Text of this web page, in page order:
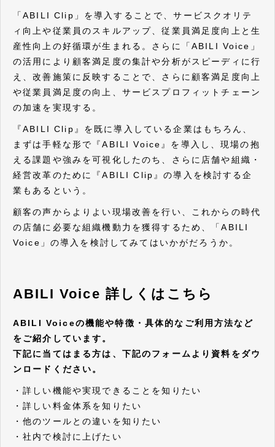
「ABILI Clip」を導入することで、サービスクオリテ
ィ向上や従業員のスキルアップ、従業員満足度向上と生
産性向上の好循環が生まれる。さらに「ABILI Voice」
の活用により顧客満足度の集計や分析がスピーディに行
え、改善施策に反映することで、さらに顧客満足度向上
や従業員満足度の向上、サービスプロフィットチェーン
の加速を実現する。
『ABILI Clip』を既に導入している企業はもちろん、
まずは手軽な形で『ABILI Voice』を導入し、現場の抱
える課題や強みを可視化したのち、さらに店舗や組織・
経営改革のために『ABILI Clip』の導入を検討する企
業もあるという。
顧客の声からよりよい現場改善を行い、これからの時代
の店舗に必要な組織機動力を獲得するため、「ABILI
Voice」の導入を検討してみてはいかがだろうか。
ABILI Voice 詳しくはこちら
ABILI Voiceの機能や特徴・具体的なご利用方法など
をご紹介しています。
下記に当てはまる方は、下記のフォームより資料をダウ
ンロードください。
・詳しい機能や実現できることを知りたい
・詳しい料金体系を知りたい
・他のツールとの違いを知りたい
・社内で検討に上げたい